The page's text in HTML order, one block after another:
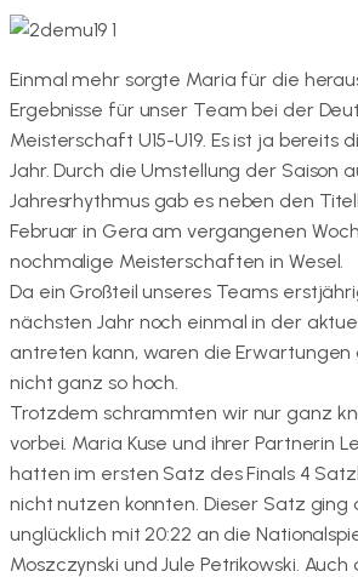
Einmal mehr sorgte Maria für die
Ergebnisse für unser Team bei der
Meisterschaft U15-U19. Es ist ja bereits
Jahr. Durch die Umstellung der Saison
Jahresrhythmus gab es neben den
Februar in Gera am vergangenen
nochmalige Meisterschaften in Wesel.
Da ein Großteil unseres Teams
nächsten Jahr noch einmal in der
antreten kann, waren die
nicht ganz so hoch.
Trotzdem schrammten wir nur ganz
vorbei. Maria Kuse und ihrer Partnerin
hatten im ersten Satz des Finals 4
nicht nutzen konnten. Dieser Satz ging
unglücklich mit 20:22 an die
Moszczynski und Jule Petrikowski.